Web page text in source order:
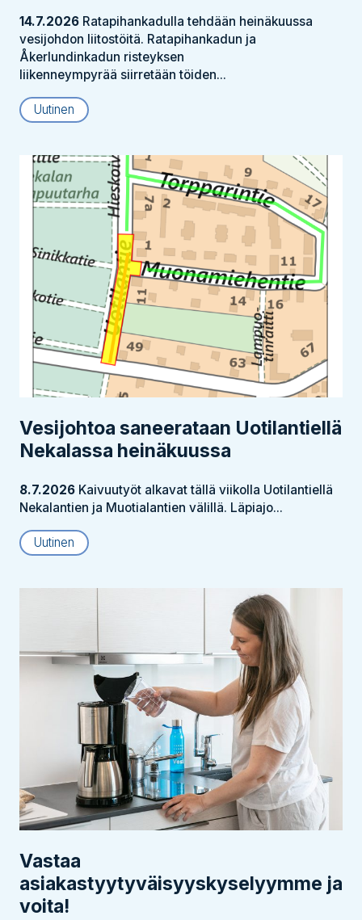
14.7.2026 Ratapihankadulla tehdään heinäkuussa
vesijohdon liitostöitä. Ratapihankadun ja
Åkerlundinkadun risteyksen
liikenneympyrää siirretään töiden...
Uutinen
Vesijohtoa saneerataan Uotilantiellä
Nekalassa heinäkuussa
8.7.2026 Kaivuutyöt alkavat tällä viikolla Uotilantiellä
Nekalantien ja Muotialantien välillä. Läpiajo...
Uutinen
Vastaa
asiakastyytyväisyyskyselyymme ja
voita!